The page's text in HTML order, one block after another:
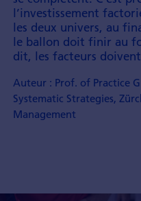
l’investissement
les deux univers, au
le ballon doit finir au
dit, les facteurs
Auteur : Prof. of Practice
Systematic Strategies,
Management